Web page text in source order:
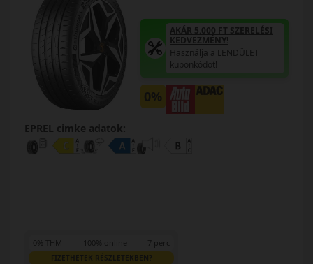
AKÁR 5.000 FT SZERELÉSI
KEDVEZMÉNY!
Használja a LENDÜLET
kuponkódot!
0%
EPREL cimke adatok:
0% THM 100% online 7 perc
FIZETHETEK RÉSZLETEKBEN?